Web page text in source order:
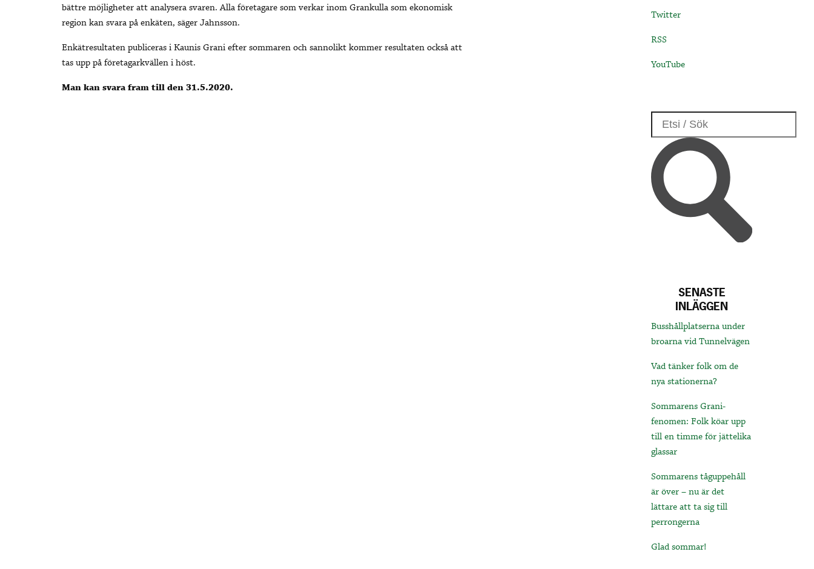
bättre möjligheter att analysera svaren. Alla företagare som verkar inom Grankulla som ekonomisk
region kan svara på enkäten, säger Jahnsson.
Enkätresultaten publiceras i Kaunis Grani efter sommaren och sannolikt kommer resultaten också att
tas upp på företagarkvällen i höst.
Man kan svara fram till den 31.5.2020.
Twitter
RSS
YouTube
SENASTE
INLÄGGEN
Busshållplatserna under
broarna vid Tunnelvägen
Vad tänker folk om de
nya stationerna?
Sommarens Grani-
fenomen: Folk köar upp
till en timme för jättelika
glassar
Sommarens tåguppehåll
är över – nu är det
lättare att ta sig till
perrongerna
Glad sommar!